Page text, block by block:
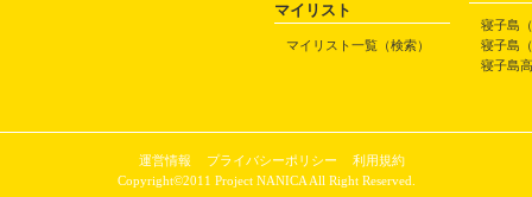
マイリスト
マイリスト一覧（検索）
寝子島
寝子島
寝子島
運営情報 プライバシーポリシー
利用規約
Copyright©2011 Project NANICA All Right Reserved.